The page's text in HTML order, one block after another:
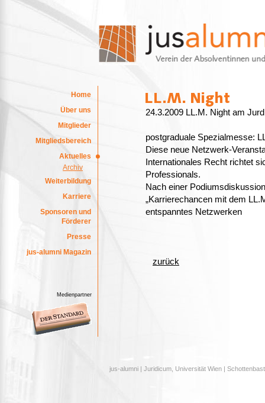
Home
Über uns
Mitglieder
Mitgliedsbereich
Aktuelles
Archiv
Weiterbildung
Karriere
Sponsoren und
Förderer
Presse
jus-alumni Magazin
Medienpartner
24.3.2009 LL.M. Night am
postgraduale Spezialmesse:
Diese neue Netzwerk-
Internationales Recht richtet
Professionals.
Nach einer
„Karrierechancen mit dem
entspanntes Netzwerken
zurück
jus-alumni | Juridicum, Universität Wien |